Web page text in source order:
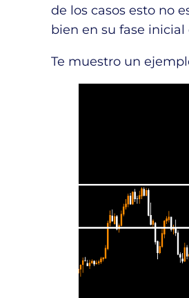
de los casos esto no
bien en su fase
Te muestro un